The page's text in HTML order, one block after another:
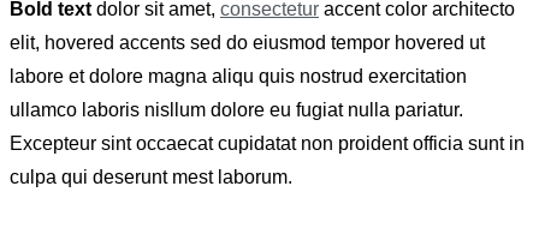
Bold text dolor sit amet, consectetur accent color architecto
elit, hovered accents sed do eiusmod tempor hovered ut
labore et dolore magna aliqu quis nostrud exercitation
ullamco laboris nisllum dolore eu fugiat nulla pariatur.
Excepteur sintoccaecat cupidatatnon proident officia sunt in
culpa qui deserunt mest laborum.